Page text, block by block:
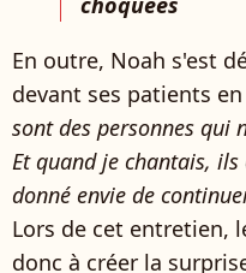
En outre, Noah s'est
devant ses patients
sont des personnes qui
Et quand je chantais,
donné envie de
Lors de cet entretien,
donc à créer la